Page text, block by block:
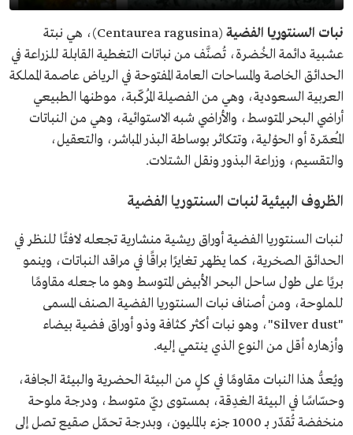
نبات السنتوريا الفضية
(Centaurea ragusina)، هي نبتة
عشبية دائمة الخُضرة، تُصنَّف من نباتات التغطية القابلة للزراعة في
الحدائق الخاصة والمساحات العامة المفتوحة في الرياض عاصمة المملكة
العربية السعودية، وهي من الفصيلة المُركّبة، موطنها الطبيعي
أراضي البحر المتوسط، والأراضي شبه الاستوائية، وهي من النباتات
المُعمّرة أو الحوْلية، وتتكاثر بوساطة البذر المباشر، والتعقيل،
والتقسيم، وزراعة البذور ونقل الشتلات.
الظروف البيئية لنبات السنتوريا الفضية
لنبات السنتوريا الفضية أوراق ريشية منشارية تجعله لافتًا للنظر في
الحدائق الصخرية، كما يظهر تغايرًا براقًا في مراقد النباتات، وينمو
بريًا على طول ساحل البحر الأبيض المتوسط وهو ما جعله مقاومًا
للملوحة، ومن أصناف نبات السنتوريا الفضية الصنف المسمى
"Silver dust"، وهو نبات أكثر كثافة وذو أوراق فضية بيضاء
وأزهاره أقل من النوع الذي ينتمي إليه.
ويُعدُّ هذا النبات مقاومًا في كلٍ من البيئة الحضرية والبيئة الجافة،
وحسّاسًا في البيئة الغدِقة، بمستوى ريّ متوسط، ودرجة ملوحة
منخفضة تُقدّر بـ 1000 جزء بالمليون، وبدرجة تحمّل صقيع تصل إلى